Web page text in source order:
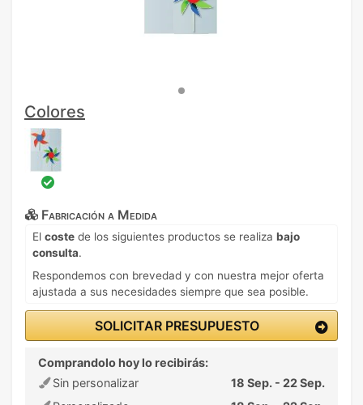
Colores
Fabricación a Medida
El coste de los siguientes productos se realiza bajo
consulta.
Respondemos con brevedad y con nuestra mejor oferta
ajustada a sus necesidades siempre que sea posible.
SOLICITAR PRESUPUESTO
Comprandolo hoy lo recibirás:
Sin personalizar
18 Sep. - 22 Sep.